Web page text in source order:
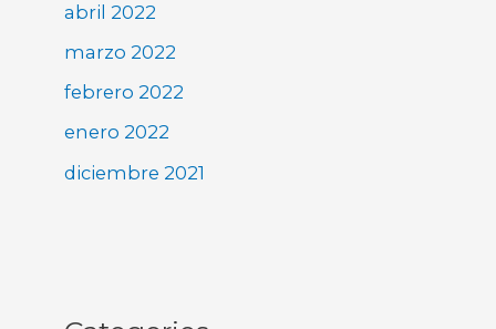
abril 2022
marzo 2022
febrero 2022
enero 2022
diciembre 2021